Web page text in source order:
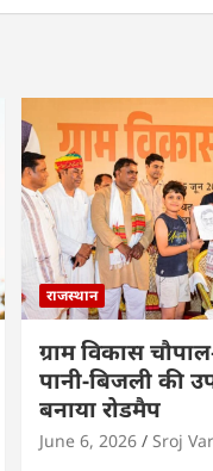
राजस्थान
ग्राम विकास
पानी-बिजली की
बनाया रोडमैप
June 6, 2026 Sroj